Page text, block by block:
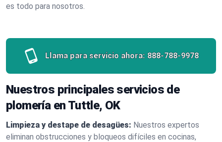
es todo para nosotros.
Llama para servicio ahora: 888-788-9978
Nuestros principales servicios de
plomería en Tuttle, OK
Limpieza y destape de desagües: Nuestros expertos
eliminan obstrucciones y bloqueos difíciles en cocinas,